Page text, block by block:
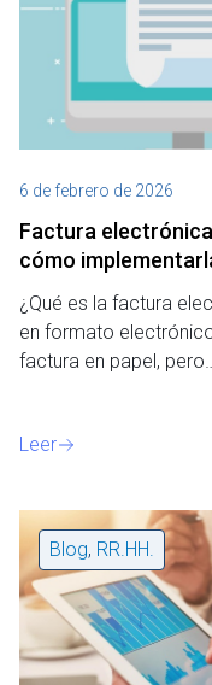
6 de febrero de 2026
Factura
cómo
¿Qué es la factura
en formato
factura en papel,
Leer
Blog, RR.HH.